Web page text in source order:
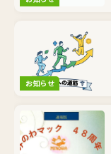
お知らせ